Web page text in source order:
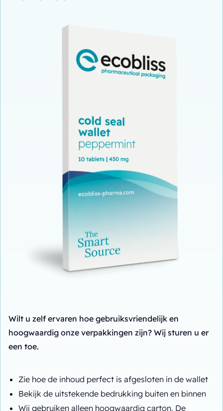
Wilt u zelf ervaren hoe gebruiksvriendelijk en
hoogwaardig onze verpakkingen zijn? Wij sturen u er
een toe.
Zie hoe de inhoud perfect is afgesloten in de wallet
Bekijk de uitstekende bedrukking buiten en binnen
Wij gebruiken alleen hoogwaardig carton. De